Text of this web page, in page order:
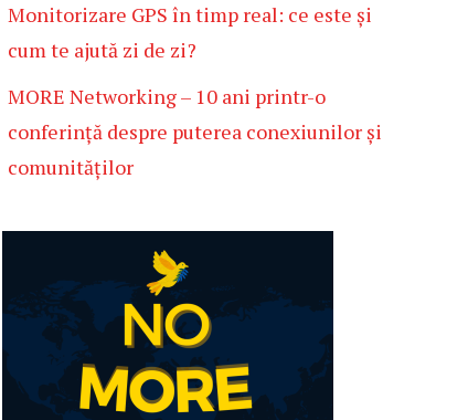
Monitorizare GPS în timp real: ce este și
cum te ajută zi de zi?
MORE Networking – 10 ani printr-o
conferință despre puterea conexiunilor și
comunităților